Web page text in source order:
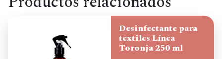
Desinfectante para
textiles Línea
Toronja 250 ml